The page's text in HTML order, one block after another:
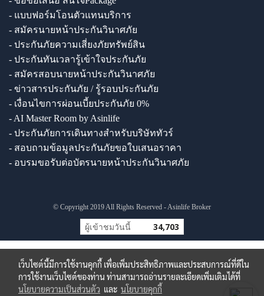
- แบบฟอร์มโอนตัวแทนบริการ
- สมัครนายหน้าประกันวินาศภัย
- ประกันภัยความเสี่ยงภัยทรัพย์สิน
- ประกันทันเวลารู้เข้าใจประกันภัย
- สมัครสอบนายหน้าประกันวินาศภัย
- ข่าวสารประกันภัย / รู้รอบประกันภัย
- เงื่อนไขการผ่อนเบี้ยประกันภัย 0%
- AI Master Room by Asinlife
- ประกันภัยการเดินทางสำหรับบริษัททัวร์
- สอบถามข้อมูลประกันภัยขอใบเสนอราคา
- อบรมขอรับต่อบัตรนายหน้าประกันวินาศภัย
© Copyright 2019 All Rights Reserved - Asinlife Broker
ผู้เข้าชมวันนี้ 34,703
เว็บไซต์นี้มีการใช้งานคุกกี้ เพื่อเพิ่มประสิทธิภาพและประสบการณ์ที่ดีใน
การใช้งานเว็บไซต์ของท่าน ท่านสามารถอ่านรายละเอียดเพิ่มเติมได้ที่
นโยบายความเป็นส่วนตัว และ นโยบายคุกกี้